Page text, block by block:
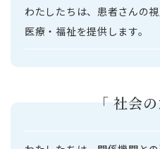
わたしたちは、患者さんの
医療・福祉を提供します。
「 社会